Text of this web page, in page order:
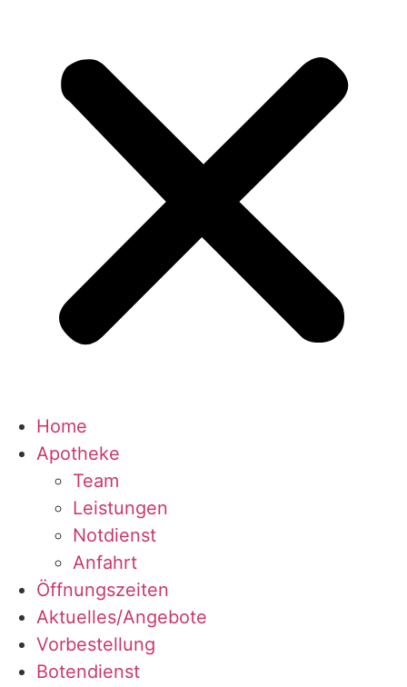
Home
Apotheke
Team
Leistungen
Notdienst
Anfahrt
Öffnungszeiten
Aktuelles/Angebote
Vorbestellung
Botendienst